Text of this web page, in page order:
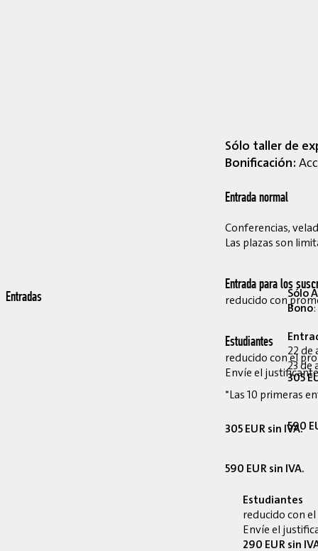
Sólo taller de
Bonificación:
Entrada normal
Conferencias,
Las plazas son
Entrada para los
reducido con
Estudiantes
reducido con el
Envíe el
*Las 10 primeras
305 EUR sin IVA.
590 EUR sin IVA.
Entradas
Sólo
Bono:
22 de
23 de
305
590
Estudiantes
reducido con
Envíe el
290 EUR sin